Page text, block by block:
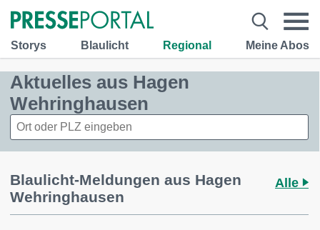
Storys Blaulicht Regional Meine Abos
Aktuelles aus Hagen
Wehringhausen
Blaulicht-Meldungen aus Hagen
Wehringhausen
Alle